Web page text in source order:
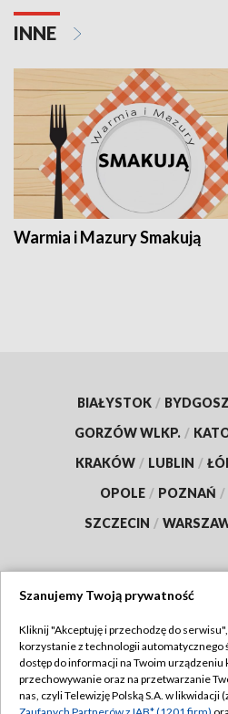
INNE
Warmia i Mazury Smakują
BIAŁYSTOK /
GORZÓW WLKP. /
KRAKÓW / LUBLIN /
OPOLE / POZNAŃ /
SZCZECIN /
TVP
Abonament TVP
Emisja w TVP
Szanujemy Twoją prywatność
Kliknij "Akceptuję i przechodzę do
korzystanie z technologii automatycznego
dostęp do informacji na Twoim urządzeniu
przechowywanie oraz na przetwarzanie
nas, czyli Telewizję Polską S.A. w likwidacji